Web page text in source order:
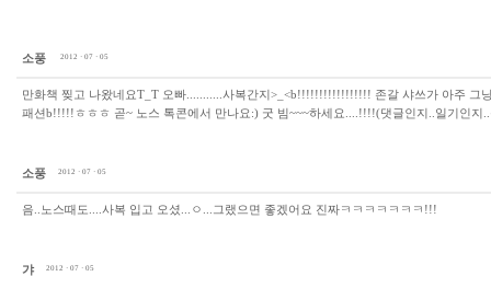
소풍 2012 · 07 · 05
만화책 찢고 나왔네요T_T 오빠...........사복간지>_<b!!!!!!!!!!!!!!!!! 존갈 샤쓰가 아주 그
패션b!!!!!ㅎㅎㅎ 곧~ 노스 톡콘에서 만나요:) 굿 빔~~~하세요....!!!!(댓글인지..일기인지
소풍 2012 · 07 · 05
음..노스때도....사복 입고 오셨...ㅇ...그랬으면 좋겠어요 진짜ㅋㅋㅋㅋㅋㅋㅋ!!!
갸 2012 · 07 · 05